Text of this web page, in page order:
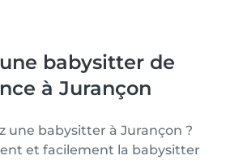
babysitter de
à Jurançon
une babysitter à Jurançon ?
et facilement la babysitter